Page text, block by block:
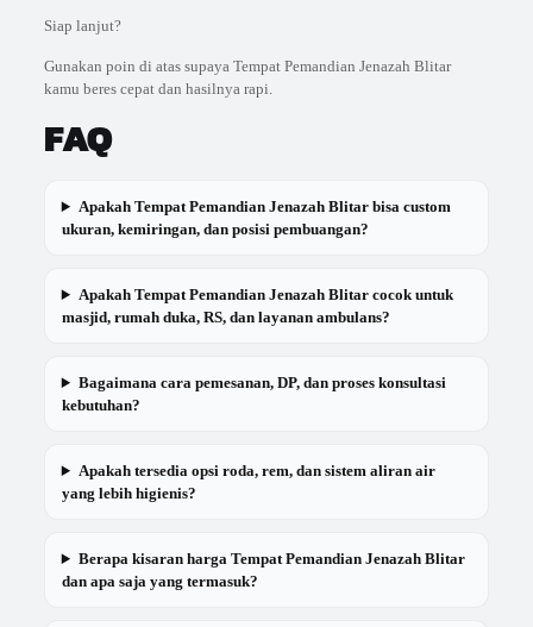
Siap lanjut?
Gunakan poin di atas supaya Tempat Pemandian Jenazah Blitar
kamu beres cepat dan hasilnya rapi.
FAQ
Apakah Tempat Pemandian Jenazah Blitar bisa custom
ukuran, kemiringan, dan posisi pembuangan?
Apakah Tempat Pemandian Jenazah Blitar cocok untuk
masjid, rumah duka, RS, dan layanan ambulans?
Bagaimana cara pemesanan, DP, dan proses konsultasi
kebutuhan?
Apakah tersedia opsi roda, rem, dan sistem aliran air
yang lebih higienis?
Berapa kisaran harga Tempat Pemandian Jenazah Blitar
dan apa saja yang termasuk?